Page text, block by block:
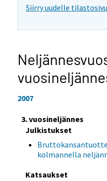
Siirry uudelle
2007
3. vuosineljännes
Julkistukset
kolmannella
Katsaukset